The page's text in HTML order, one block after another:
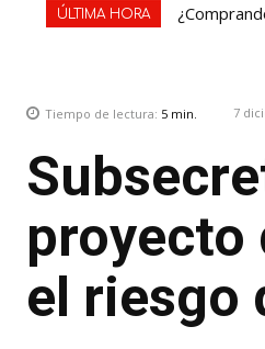
ÚLTIMA HORA
Tiempo de lectura: 5 min. 7
proyecto
el riesgo